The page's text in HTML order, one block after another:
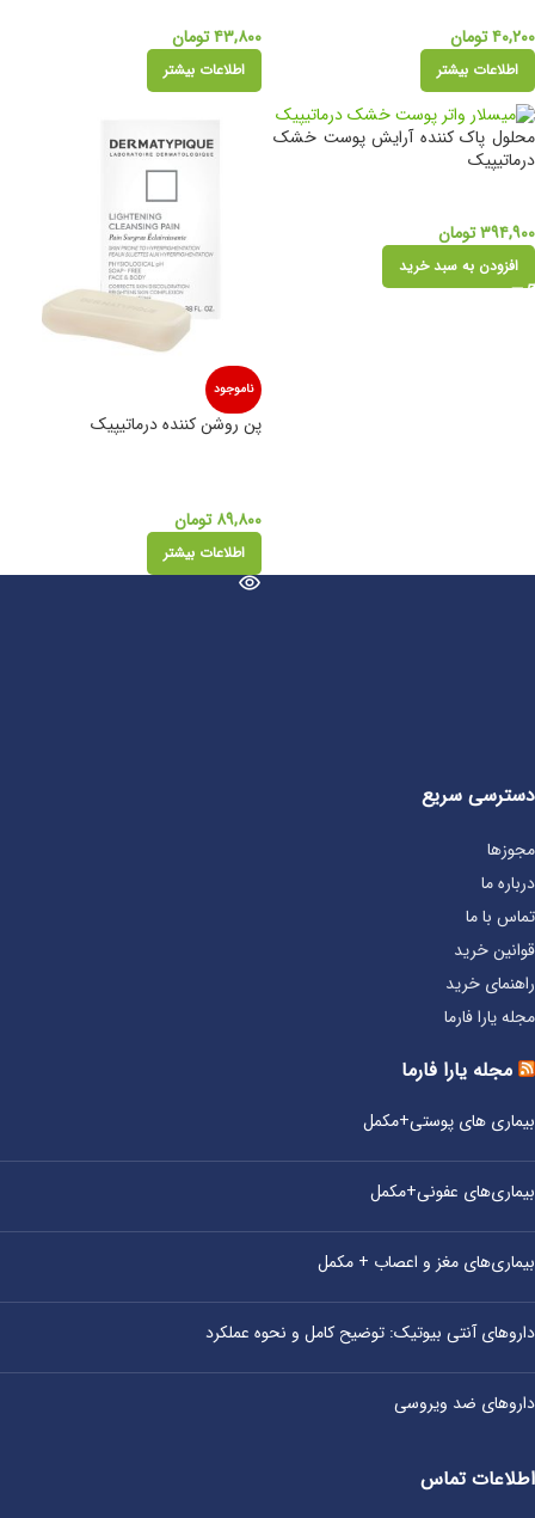
۴۰,۲۰۰تومان
اطلاعات بیشتر
۴۳,۸۰۰تومان
اطلاعات بیشتر
محلول پاک کننده آرایش پوست خشک
درماتیپیک
۳۹۴,۹۰۰تومان
افزودن به سبد خرید
ناموجود
پن روشن کننده درماتیپیک
۸۹,۸۰۰ تومان
اطلاعات بیشتر
دسترسی سریع
مجوزها
درباره ما
تماس با ما
قوانین خرید
راهنمای خرید
مجله یارا فارما
مجله یارا فارما
بیماری‌ های پوستی+مکمل
بیماری‌های عفونی+مکمل
بیماری‌های مغز و اعصاب + مکمل
داروهای آنتی‌ بیوتیک: توضیح کامل و نحوه عملکرد
داروهای ضد ویروسی
اطلاعات تماس